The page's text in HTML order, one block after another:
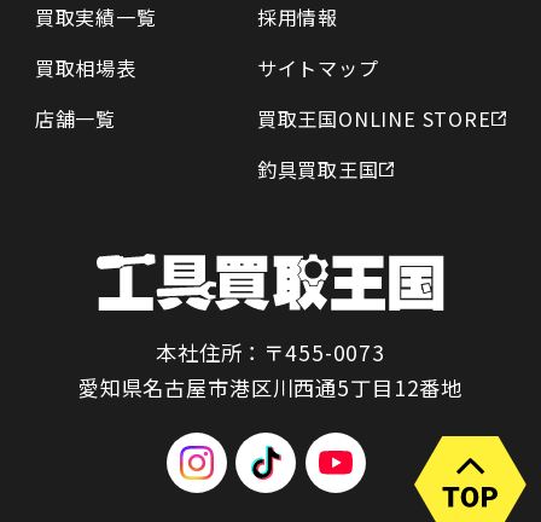
買取実績一覧
買取相場表
店舗一覧
採用情報
サイトマップ
買取王国ONLINE STORE
釣具買取王国
本社住所：〒455-0073
愛知県名古屋市港区川西通5丁目12番地